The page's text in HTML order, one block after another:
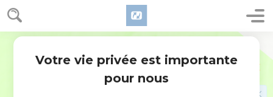
Habacuc 3
You marched through the land in wrath. You threshed the
nations in anger.
You went forth for the salvation of your people, for the
salvation of your anointed. You crushed the head of the land
of wickedness. You stripped them head to foot. Selah.
You pierced the heads of his warriors with their own
Votre vie privée est importante
pour nous